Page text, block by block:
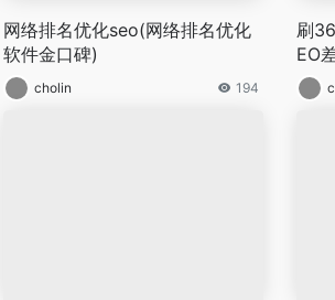
网络排名优化seo(网络排名优化
软件金口碑)
cholin 194
刷
EO